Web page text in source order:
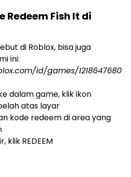
Redeem Fish It di
di Roblox, bisa juga
ini:
id/games/1218647680
dalam game, klik ikon
atas layar
kode redeem di area yang
klik REDEEM